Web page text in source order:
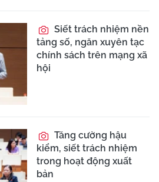
Siết trách nhiệm nền
tảng số, ngăn xuyên tạc
chính sách trên mạng xã
hội
Tăng cường hậu
kiểm, siết trách nhiệm
trong hoạt động xuất
bản